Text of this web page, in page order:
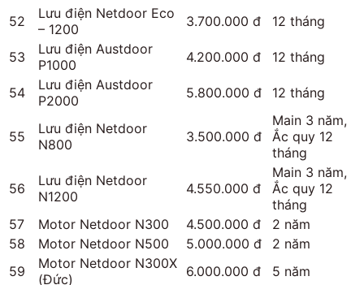
52
Lưu điện Netdoor Eco
– 1200
3.700.000 đ 12 tháng
53
Lưu điện Austdoor
P1000
4.200.000 đ 12 tháng
54
Lưu điện Austdoor
P2000
5.800.000 đ 12 tháng
55
Lưu điện Netdoor
N800
3.500.000 đ
Main 3 năm,
Ắc quy 12
tháng
56
Lưu điện Netdoor
N1200
4.550.000 đ
Main 3 năm,
Ắc quy 12
tháng
57
Motor Netdoor N300 4.500.000 đ
2 năm
58
Motor Netdoor N500 5.000.000 đ
2 năm
59
Motor Netdoor N300X
(Đức)
6.000.000 đ 5 năm